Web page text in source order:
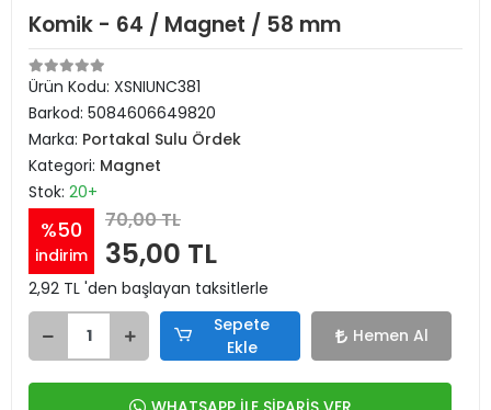
Komik - 64 / Magnet / 58 mm
Ürün Kodu: XSNIUNC381
Barkod: 5084606649820
Marka: Portakal Sulu Ördek
Kategori: Magnet
Stok: 20+
%50
indirim
70,00 TL
35,00 TL
2,92 TL 'den başlayan taksitlerle
Sepete
Ekle
Hemen Al